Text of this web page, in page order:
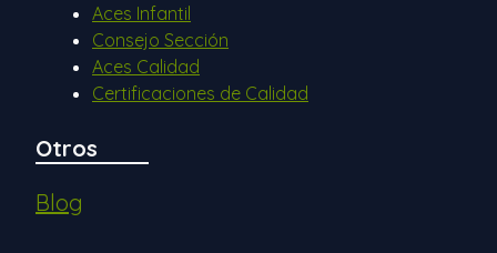
Aces Infantil
Consejo Sección
Aces Calidad
Certificaciones de Calidad
Otros
Blog